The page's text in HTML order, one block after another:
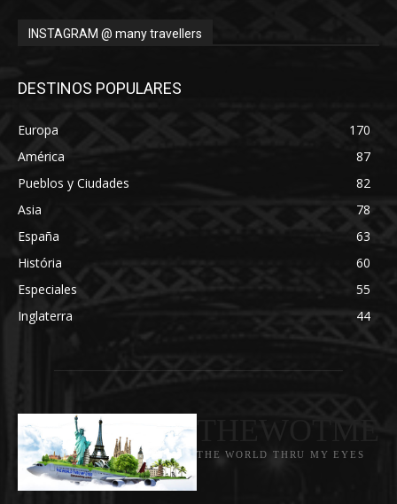
INSTAGRAM @ many travellers
DESTINOS POPULARES
Europa
170
América
87
Pueblos y Ciudades
82
Asia
78
España
63
História
60
Especiales
55
Inglaterra
44
THE WORLD THRU MY EYES